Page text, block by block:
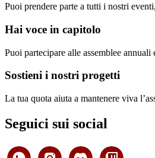
Puoi prendere parte a tutti i nostri
Hai voce in capitolo
Puoi partecipare alle assemblee
Sostieni i nostri progetti
La tua quota aiuta a mantenere viva
Seguici sui social